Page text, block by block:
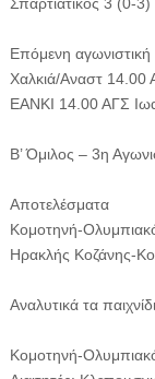
Επόμενη
Χαλκιά/Αναστ
ΕΑΝΚΙ 14.00 ΑΓΣ
Β’ Όμιλος – 3η
Αποτελέσματα
Κομοτηνή-
Ηρακλής Κοζάνης-
Αναλυτικά τα
Κομοτηνή-